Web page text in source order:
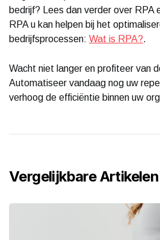
bedrijf? Lees dan verder over RPA
RPA u kan helpen bij het
bedrijfsprocessen: Wat is RPA?.
Wacht niet langer en profiteer van
Automatiseer vandaag nog uw
verhoog de efficiëntie binnen uw
Vergelijkbare Artikelen